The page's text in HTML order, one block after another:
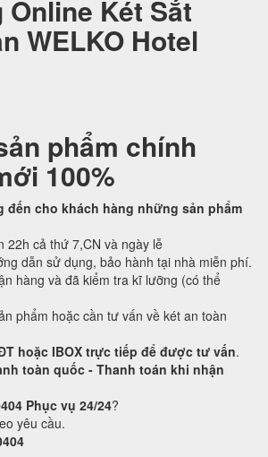
Online Két Sắt
WELKO Hotel
phẩm chính
100%
đến cho khách hàng những sản phẩm
22h cả thứ 7,CN và ngày lễ
dẫn sử dụng, bảo hành tại nhà miễn phí.
hàng và đã kiểm tra kĩ lưỡng (có thể
phẩm hoặc cần tư vấn về két an toàn
hoặc IBOX trực tiếp để được tư vấn.
toàn quốc - Thanh toán khi nhận
Phục vụ 24/24?
yêu cầu.